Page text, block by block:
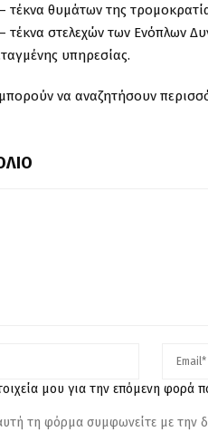
τέκνα θυμάτων της
τέκνα στελεχών των Ενόπλων
υπηρεσίας.
να αναζητήσουν
μου για την επόμενη φορά
τη φόρμα συμφωνείτε με την